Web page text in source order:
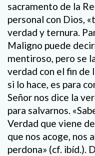
sacramento de la
personal con Dios,
verdad y ternura.
Maligno puede
mentiroso, pero se
verdad con el fin de
si lo hace, es para
Señor nos dice la
para salvarnos.
Verdad que viene
que nos acoge, nos
perdona» (cf. ibíd.).